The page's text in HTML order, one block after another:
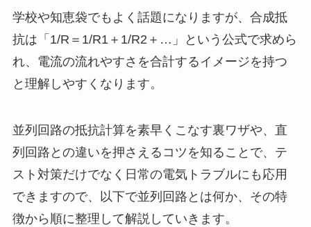
学校や知恵袋でもよく話題になりますが、合成抵
抗は「1/R＝1/R1＋1/R2＋…」という公式で求めら
れ、電流の流れやすさを合計するイメージを持つ
と理解しやすくなります。
並列回路の抵抗計算を素早くこなす裏ワザや、直
列回路との違いを押さえるコツを知ることで、テ
スト対策だけでなく日常の電気トラブルにも応用
できますので、以下で並列回路とは何か、その特
徴から順に整理して解説していきます。